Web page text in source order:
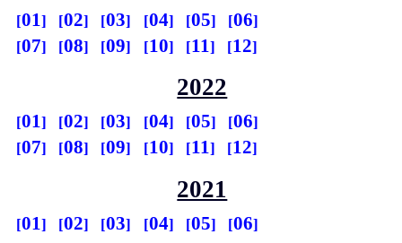
01 02 03 04 05
06
07
08 09 10 11 12
2022
01 02 03 04 05
06
07
08 09 10 11 12
2021
01 02 03 04 05
06